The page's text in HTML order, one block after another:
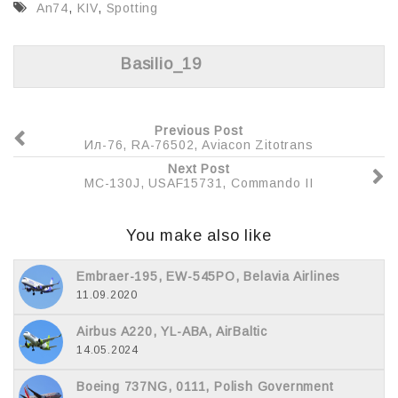
o
k
и
т
ь
An74, KIV, Spotting
Basilio_19
Previous Post
Ил-76, RA-76502, Aviacon Zitotrans
Next Post
MC-130J, USAF15731, Commando II
You make also like
Embraer-195, EW-545PO, Belavia Airlines
11.09.2020
Airbus A220, YL-ABA, AirBaltic
14.05.2024
Boeing 737NG, 0111, Polish Government